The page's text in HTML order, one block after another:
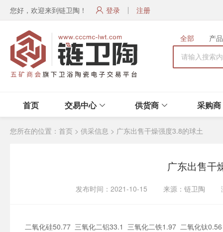
您好，欢迎来到链卫陶！ 登录 注册
全部 产品
首页 交易中心 供货商 采购商
您所在的位置： 首页 > 供采信息 > 广东出售干燥强度3.8的球土
广东出售干
发布时间：2021-10-15 来源：链卫陶
二氧化硅50.77 三氧化二铝33.1 三氧化二铁1.97 二氧化钛